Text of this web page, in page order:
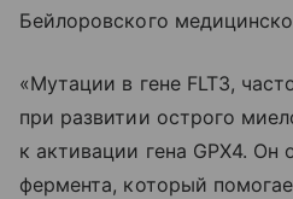
Бейлоровского
«Мутации в гене FLT3,
при развитии острого
к активации гена GPX4. Он
фермента, который